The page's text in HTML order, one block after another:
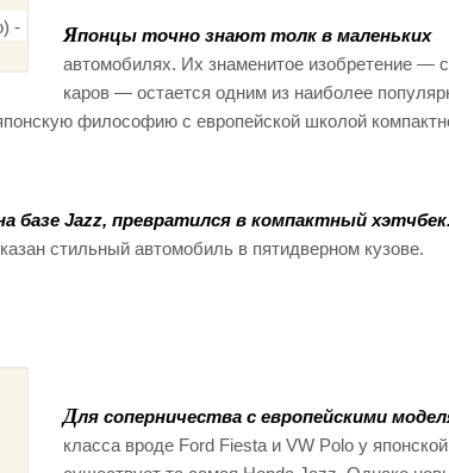
Японцы точно знают толк в маленьких
автомобилях. Их знаменитое изобретение —
каров — остается одним из наиболее
философию с европейской школой
базе Jazz, превратился в компактный
стильный автомобиль в пятидверном кузове.
Для соперничества с европейскими
класса вроде Ford Fiesta и VW Polo у